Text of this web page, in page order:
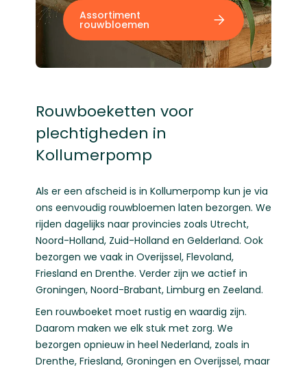
Assortiment
rouwbloemen
Rouwboeketten voor
plechtigheden in
Kollumerpomp
Als er een afscheid is in Kollumerpomp kun je via
ons eenvoudig rouwbloemen laten bezorgen. We
rijden dagelijks naar provincies zoals Utrecht,
Noord-Holland, Zuid-Holland en Gelderland. Ook
bezorgen we vaak in Overijssel, Flevoland,
Friesland en Drenthe. Verder zijn we actief in
Groningen, Noord-Brabant, Limburg en Zeeland.
Een rouwboeket moet rustig en waardig zijn.
Daarom maken we elk stuk met zorg. We
bezorgen opnieuw in heel Nederland, zoals in
Drenthe, Friesland, Groningen en Overijssel, maar